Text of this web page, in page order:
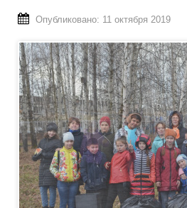
Опубликовано: 11 октября 2019